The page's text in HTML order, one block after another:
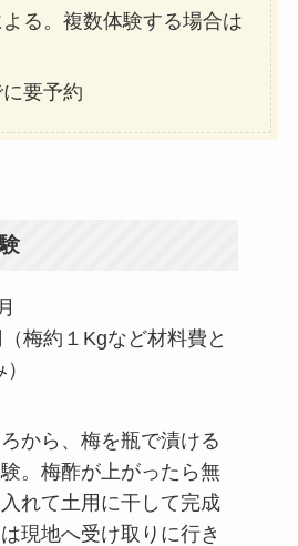
る。複数体験する場合は
要予約
梅約１Kgなど材料費と
から、梅を瓶で漬ける
。梅酢が上がったら無
れて土用に干して完成
現地へ受け取りに行き